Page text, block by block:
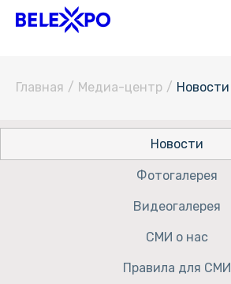
Главная / Медиа-центр / Новости
Новости
Фотогалерея
Видеогалерея
СМИ о нас
Правила для СМИ